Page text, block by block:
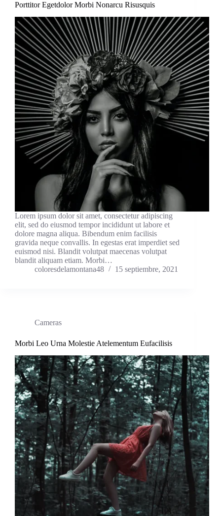
Porttitor Egetdolor Morbi Nonarcu Risusquis
Lorem ipsum dolor sit amet, consectetur adipiscing
elit, sed do eiusmod tempor incididunt ut labore et
dolore magna aliqua. Bibendum enim facilisis
gravida neque convallis. In egestas erat imperdiet sed
euismod nisi. Blandit volutpat maecenas volutpat
blandit aliquam etiam. Morbi…
coloresdelamontana48
15 septiembre, 2021
Cameras
Morbi Leo Urna Molestie Atelementum Eufacilisis